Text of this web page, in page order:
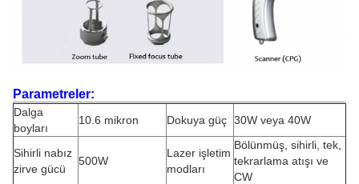
Parametreler:
Dalga
boyları
10.6 mikron Dokuya güç 30W veya 40W
Sihirli nabız
zirve gücü
500W
Lazer işletim
modları
Bölünmüş, sihirli, tek,
tekrarlama atışı ve
CW